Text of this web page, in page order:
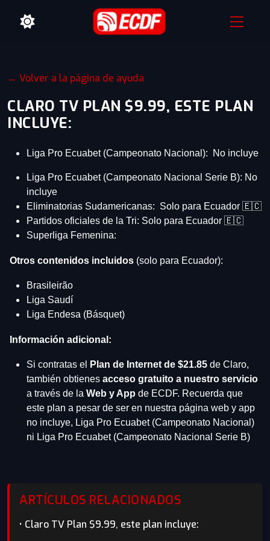
← Volver a la página de ayuda
CLARO TV PLAN $9.99, ESTE PLAN
INCLUYE:
Liga Pro Ecuabet (Campeonato Nacional): No incluye
Liga Pro Ecuabet (Campeonato Nacional Serie B): No
incluye
Eliminatorias Sudamericanas: Solo para Ecuador 🇪🇨
Partidos oficiales de la Tri: Solo para Ecuador 🇪🇨
Superliga Femenina:
Otros contenidos incluidos (solo para Ecuador):
Brasileirão
Liga Saudí
Liga Endesa (Básquet)
Información adicional:
Si contratas el Plan de Internet de $21.85 de Claro,
también obtienes acceso gratuito a nuestro servicio
a través de la Web y App de ECDF. Recuerda que
este plan a pesar de ser en nuestra página web y app
no incluye, Liga Pro Ecuabet (Campeonato Nacional)
ni Liga Pro Ecuabet (Campeonato Nacional Serie B)
ARTÍCULOS RELACIONADOS
• Claro TV Plan $9.99, este plan incluye: